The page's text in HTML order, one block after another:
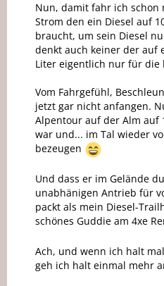
Nun, damit fahr ich schon
Strom den ein Diesel auf
braucht, um sein Diesel
denkt auch keiner der auf
Liter eigentlich nur für die
Vom Fahrgefühl,
jetzt gar nicht anfangen.
Alpentour auf der Alm auf
war und... im Tal wieder
bezeugen
Und dass er im Gelände
unabhänigen Antrieb für
packt als mein Diesel-
schönes Guddie am 4xe
Ach, und wenn ich halt
geh ich halt einmal mehr